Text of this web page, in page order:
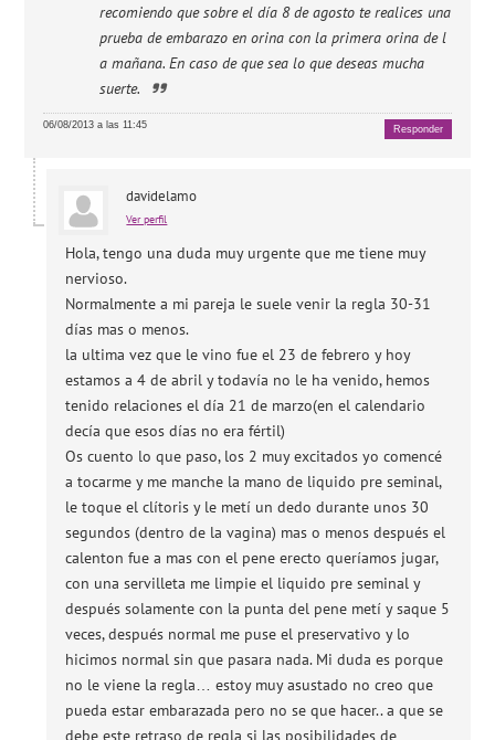
recomiendo que sobre el día 8 de agosto te realices una
prueba de embarazo en orina con la primera orina de l
a mañana. En caso de que sea lo que deseas mucha
suerte.
06/08/2013 a las 11:45 Responder
davidelamo
Ver perfil
Hola, tengo una duda muy urgente que me tiene muy
nervioso.
Normalmente a mi pareja le suele venir la regla 30-31
días mas o menos.
la ultima vez que le vino fue el 23 de febrero y hoy
estamos a 4 de abril y todavía no le ha venido, hemos
tenido relaciones el día 21 de marzo(en el calendario
decía que esos días no era fértil)
Os cuento lo que paso, los 2 muy excitados yo comencé
a tocarme y me manche la mano de liquido pre seminal,
le toque el clítoris y le metí un dedo durante unos 30
segundos (dentro de la vagina) mas o menos después el
calenton fue a mas con el pene erecto queríamos jugar,
con una servilleta me limpie el liquido pre seminal y
después solamente con la punta del pene metí y saque 5
veces, después normal me puse el preservativo y lo
hicimos normal sin que pasara nada. Mi duda es porque
no le viene la regla… estoy muy asustado no creo que
pueda estar embarazada pero no se que hacer.. a que se
debe este retraso de regla si las posibilidades de